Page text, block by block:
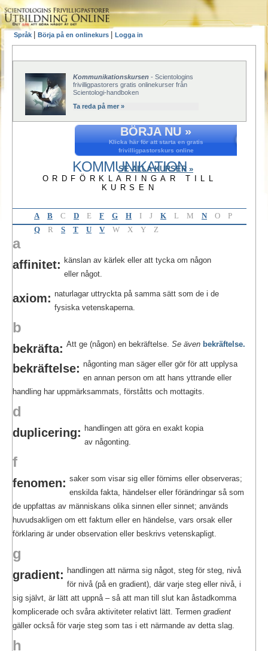
Språk Börja på en onlinekurs Logga in
Kommunikationskursen - Scientologins
frivilligpastorers gratis onlinekurser från
Scientologi-handboken
Ta reda på mer »
BÖRJA NU »
Klicka här för att starta en gratis
frivilligpastorskurs online
SE ALLA KURSER »
KOMMUNIKATION
ORDFÖRKLARINGAR TILL
KURSEN
A B C D E F G H I J K L M N O
P
Q
R S T U V W X Y Z
a
affinitet: känslan av kärlek eller att tycka om någon
eller något.
axiom: naturlagar uttryckta på samma sätt som de i de
fysiska vetenskaperna.
b
bekräfta: Att ge (någon) en bekräftelse. Se även bekräftelse.
bekräftelse: någonting man säger eller gör för att upplysa
en annan person om att hans yttrande eller
handling har uppmärksammats, förståtts och mottagits.
d
duplicering: handlingen att göra en exakt kopia
av någonting.
f
fenomen: saker som visar sig eller förnims eller observeras;
enskilda fakta, händelser eller förändringar så som
de uppfattas av människans olika sinnen eller sinnet; används
huvudsakligen om ett faktum eller en händelse, vars orsak eller
förklaring är under observation eller beskrivs vetenskapligt.
g
gradient: handlingen att närma sig något, steg för steg, nivå
för nivå (på en gradient), där varje steg eller nivå, i
sig självt, är lätt att uppnå – så att man till slut kan åstadkomma
komplicerade och svåra aktiviteter relativt lätt. Termen gradient
gäller också för varje steg som tas i ett närmande av detta slag.
h